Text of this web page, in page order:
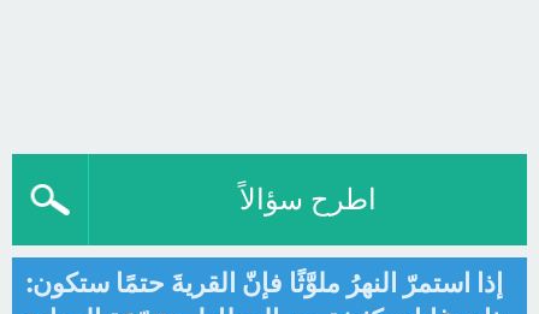
اطرح سؤالاً
إذا استمرّ النهرُ ملوَّثًا فإنّ القريةَ حتمًا ستكون: